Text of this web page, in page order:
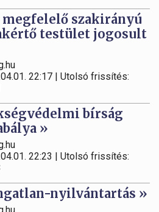
szakirányú
testület jogosult
22:17 | Utolsó frissítés:
bírság
»
22:23 | Utolsó frissítés:
nyilvántartás »